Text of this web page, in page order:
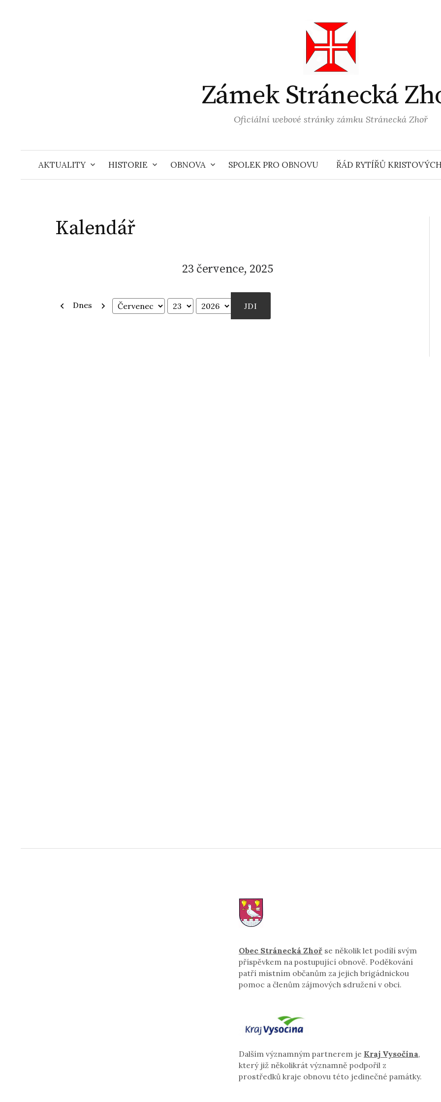
Zámek Stránecká
Oficiální webové stránky zámku Stránecká Zhoř
AKTUALITY HISTORIE OBNOVA SPOLEK PRO OBNOVU ŘÁD RYTÍŘŮ KRISTOVÝCH
Kalendář
23 července, 2025
Předchozí
Dnes Další
Měsíc
Den
Rok
Obec Stránecká Zhoř se několik let podílí svým
příspěvkem na postupující obnově. Poděkování
patří místním občanům za jejich brigádnickou
pomoc a členům zájmových sdružení v obci.
Dalším významným partnerem je Kraj Vysočina,
který již několikrát významně podpořil z
prostředků kraje obnovu této jedinečné památky.